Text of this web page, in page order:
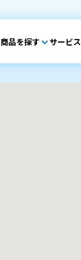
商品を探す サービス